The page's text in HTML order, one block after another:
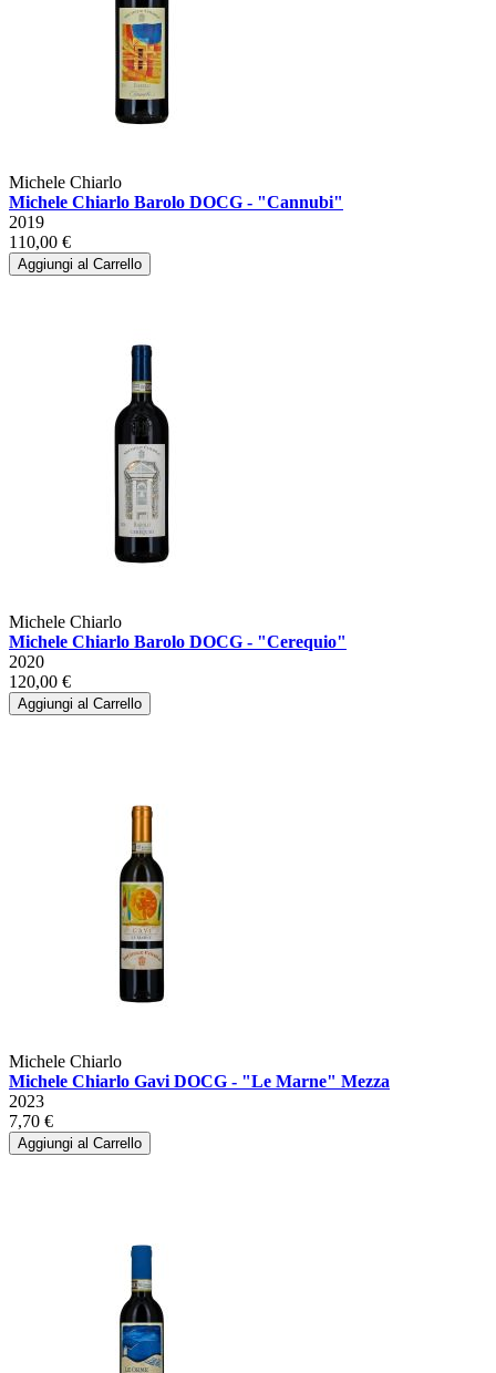
Michele Chiarlo
Michele Chiarlo Barolo DOCG - "Cannubi"
2019
110,00 €
Aggiungi al Carrello
Michele Chiarlo
Michele Chiarlo Barolo DOCG - "Cerequio"
2020
120,00 €
Aggiungi al Carrello
Michele Chiarlo
Michele Chiarlo Gavi DOCG - "Le Marne" Mezza
2023
7,70 €
Aggiungi al Carrello